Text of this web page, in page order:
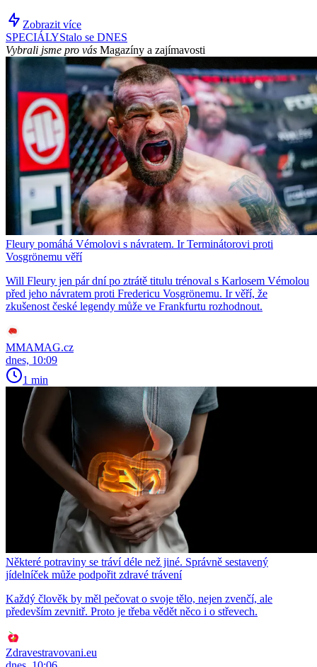
Zobrazit více
SPECIÁLYStalo se DNES
Vybrali jsme pro vás Magazíny a zajímavosti
Fleury pomáhá Vémolovi s návratem. Ir Terminátorovi proti
Vosgrönemu věří
Will Fleury jen pár dní po ztrátě titulu trénoval s Karlosem Vémolou
před jeho návratem proti Fredericu Vosgrönemu. Ir věří, že
zkušenost české legendy může ve Frankfurtu rozhodnout.
MMAMAG.cz
dnes, 10:09
1 min
Některé potraviny se tráví déle než jiné. Správně sestavený
jídelníček může podpořit zdravé trávení
Každý člověk by měl pečovat o svoje tělo, nejen zvenčí, ale
především zevnitř. Proto je třeba vědět něco i o střevech.
Zdravestravovani.eu